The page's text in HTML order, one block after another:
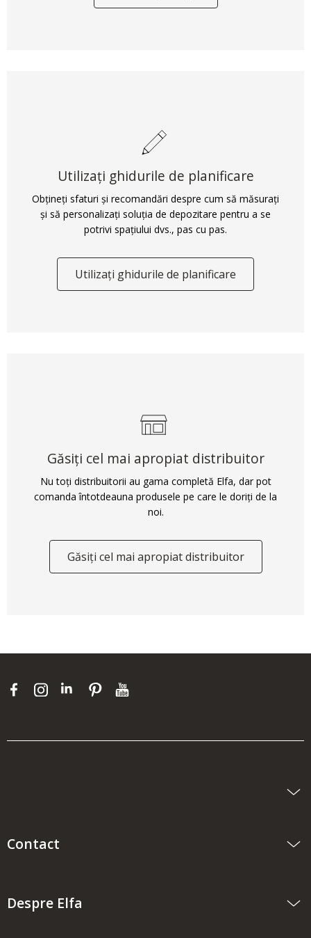
Utilizați ghidurile de planificare
Obțineți sfaturi și recomandări despre cum să măsurați
și să personalizați soluția de depozitare pentru a se
potrivi spațiului dvs., pas cu pas.
Utilizați ghidurile de planificare
Găsiți cel mai apropiat distribuitor
Nu toți distribuitorii au gama completă Elfa, dar pot
comanda întotdeauna produsele pe care le doriți de la
noi.
Găsiți cel mai apropiat distribuitor
Contact
Despre Elfa